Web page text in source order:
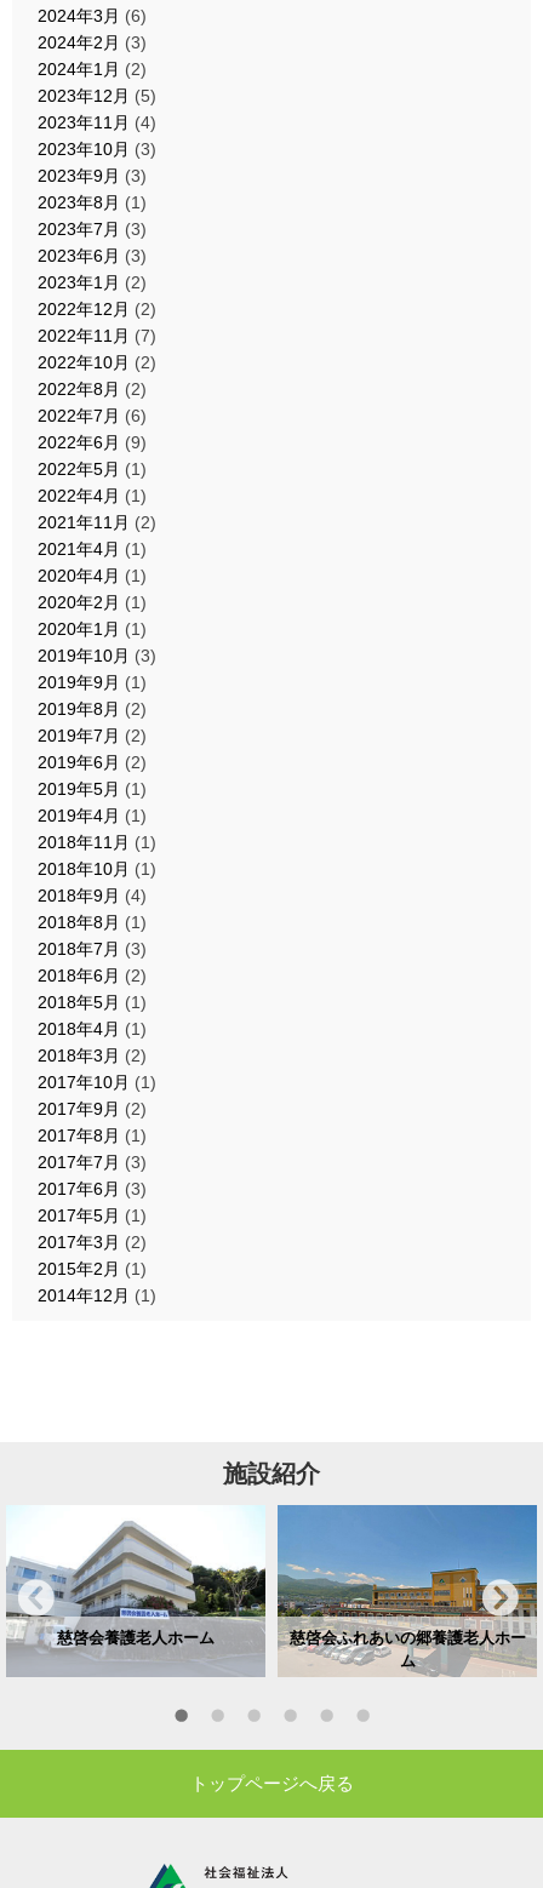
2024年3月 (6)
2024年2月 (3)
2024年1月 (2)
2023年12月 (5)
2023年11月 (4)
2023年10月 (3)
2023年9月 (3)
2023年8月 (1)
2023年7月 (3)
2023年6月 (3)
2023年1月 (2)
2022年12月 (2)
2022年11月 (7)
2022年10月 (2)
2022年8月 (2)
2022年7月 (6)
2022年6月 (9)
2022年5月 (1)
2022年4月 (1)
2021年11月 (2)
2021年4月 (1)
2020年4月 (1)
2020年2月 (1)
2020年1月 (1)
2019年10月 (3)
2019年9月 (1)
2019年8月 (2)
2019年7月 (2)
2019年6月 (2)
2019年5月 (1)
2019年4月 (1)
2018年11月 (1)
2018年10月 (1)
2018年9月 (4)
2018年8月 (1)
2018年7月 (3)
2018年6月 (2)
2018年5月 (1)
2018年4月 (1)
2018年3月 (2)
2017年10月 (1)
2017年9月 (2)
2017年8月 (1)
2017年7月 (3)
2017年6月 (3)
2017年5月 (1)
2017年3月 (2)
2015年2月 (1)
2014年12月 (1)
施設紹介
慈啓会養護老人ホーム
慈啓会ふれあいの郷養護老人ホー
ム
トップページへ戻る